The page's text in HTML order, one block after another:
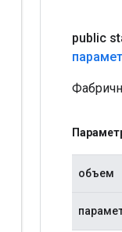
public
объем